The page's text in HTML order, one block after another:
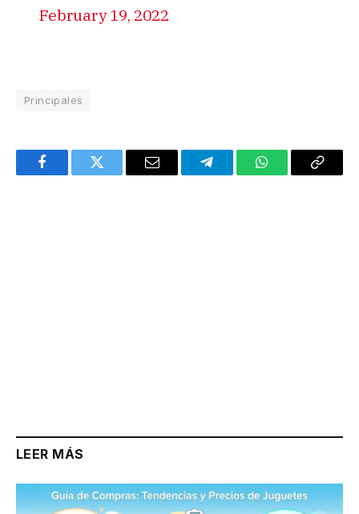
February 19, 2022
Principales
FacebookTwitter Email TelegramWhatsAppCopy
LEER MÁS